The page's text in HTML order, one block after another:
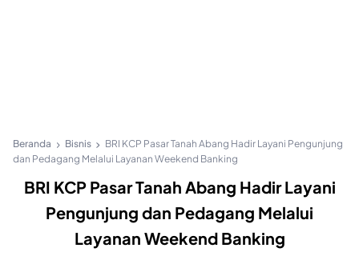
Beranda Bisnis
BRI KCP Pasar Tanah Abang Hadir Layani Pengunjung
dan Pedagang Melalui Layanan Weekend Banking
BRI KCP Pasar Tanah Abang Hadir Layani
Pengunjung dan Pedagang Melalui
Layanan Weekend Banking